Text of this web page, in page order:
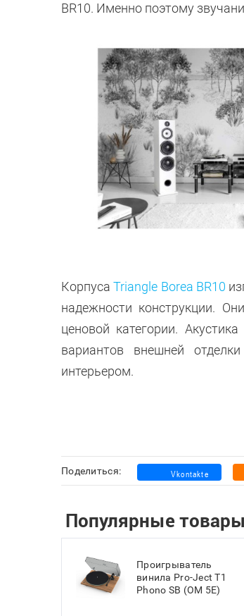
BR10. Именно поэтому
КорпусаTriangle Borea BR10
надежности конструкции.
ценовой категории.
вариантов внешней
интерьером.
Поделиться:
Популярные товары
Проигрыватель
винила Pro-Ject T1
Phono SB (OM 5E)